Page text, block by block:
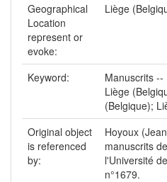
Geographical
Location
represent or
evoke:
Liège
Keyword:
Manuscrits
Liège
(Belgique);
Original object
is referenced
by:
Hoyoux
manuscrits
l'Université
n°1679.